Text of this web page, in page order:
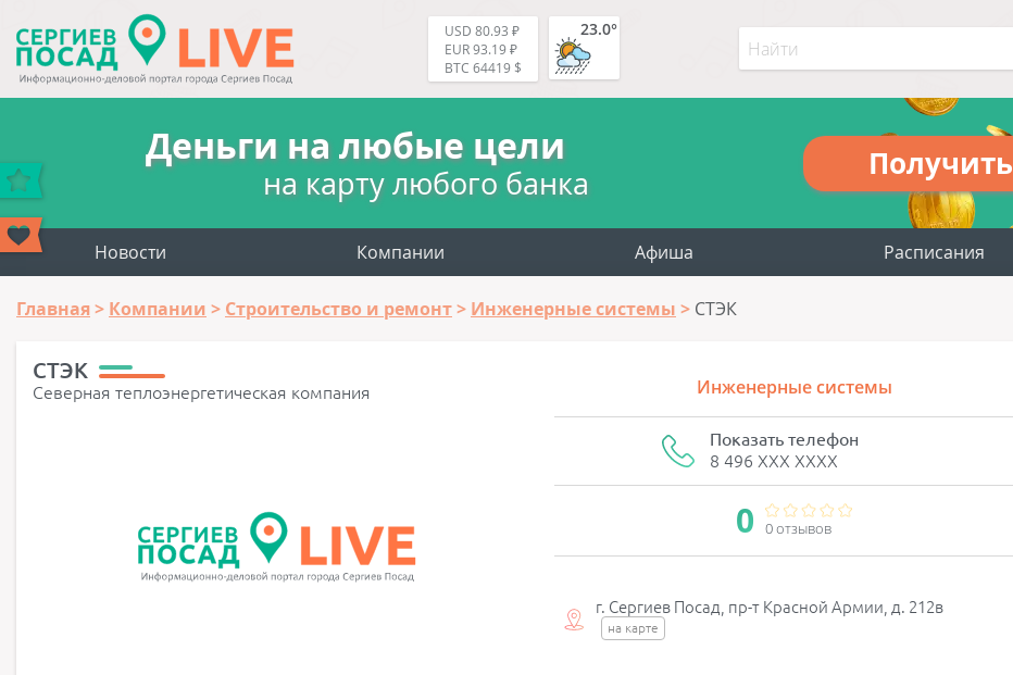
USD 80.93 ₽
EUR 93.19 ₽
BTC 64419 $
23.0°
Деньги на любые цели
на карту любого банка
Получить
Новости Компании Афиша Расписания
Главная Компании Строительство и ремонт Инженерные системы СТЭК
СТЭК
Северная теплоэнергетическая компания Инженерные системы
Показать телефон
8 496 XXX XXXX
0 0 отзывов
г. Сергиев Посад, пр-т Красной Армии, д. 212в
на карте